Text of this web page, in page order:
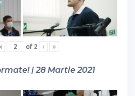
‹ of 2 › »
| 28 Martie 2021